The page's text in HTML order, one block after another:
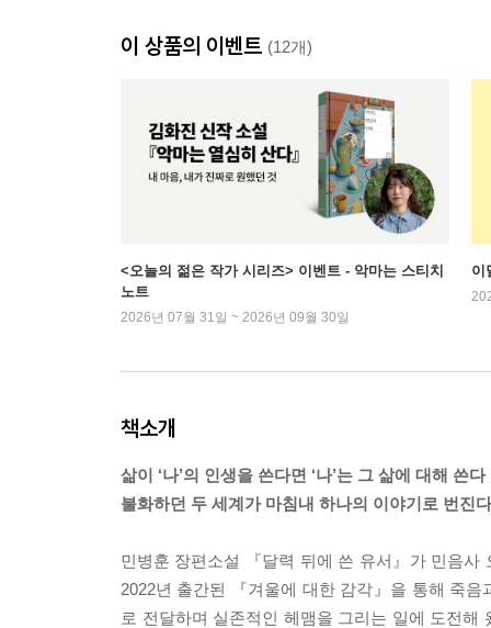
이 상품의 이벤트 (12개)
<오늘의 젊은 작가 시리즈> 이벤트 - 악마는 스티치
노트
2026년 07월 31일 ~ 2026년 09월 30일
이
책소개
삶이 ‘나’의 인생을 쓴다면 ‘나’는 그 삶에 대해 쓴다
불화하던 두 세계가 마침내 하나의 이야기로 번진다
민병훈 장편소설 『달력 뒤에 쓴 유서』가 민음
2022년 출간된 『겨울에 대한 감각』을 통해 죽음
로 전달하며 실존적인 헤맴을 그리는 일에 도전